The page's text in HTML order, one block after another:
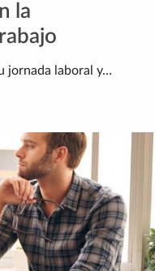
la
jornada laboral y…